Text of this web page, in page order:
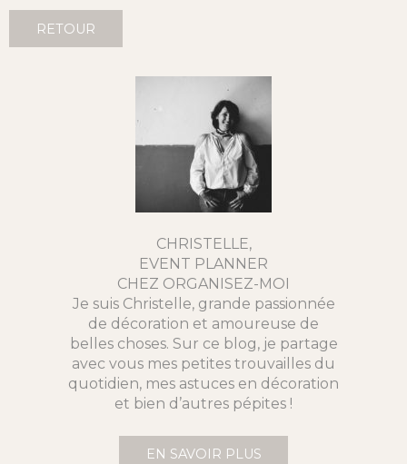
RETOUR
CHRISTELLE,
EVENT PLANNER
CHEZ ORGANISEZ-MOI
Je suis Christelle, grande passionnée
de décoration et amoureuse de
belles choses. Sur ce blog, je partage
avec vous mes petites trouvailles du
quotidien, mes astuces en décoration
et bien d’autres pépites !
EN SAVOIR PLUS